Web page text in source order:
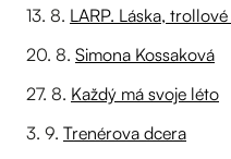
13. 8. LARP. Láska,
20. 8. Simona Kossaková
27. 8. Každý má svoje léto
3. 9. Trenérova dcera